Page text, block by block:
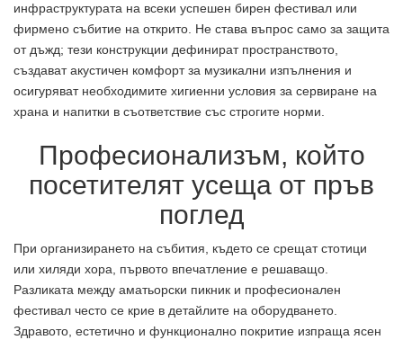
инфраструктурата на всеки успешен бирен фестивал или
фирмено събитие на открито. Не става въпрос само за защита
от дъжд; тези конструкции дефинират пространството,
създават акустичен комфорт за музикални изпълнения и
осигуряват необходимите хигиенни условия за сервиране на
храна и напитки в съответствие със строгите норми.
Професионализъм, който
посетителят усеща от пръв
поглед
При организирането на събития, където се срещат стотици
или хиляди хора, първото впечатление е решаващо.
Разликата между аматьорски пикник и професионален
фестивал често се крие в детайлите на оборудването.
Здравото, естетично и функционално покритие изпраща ясен